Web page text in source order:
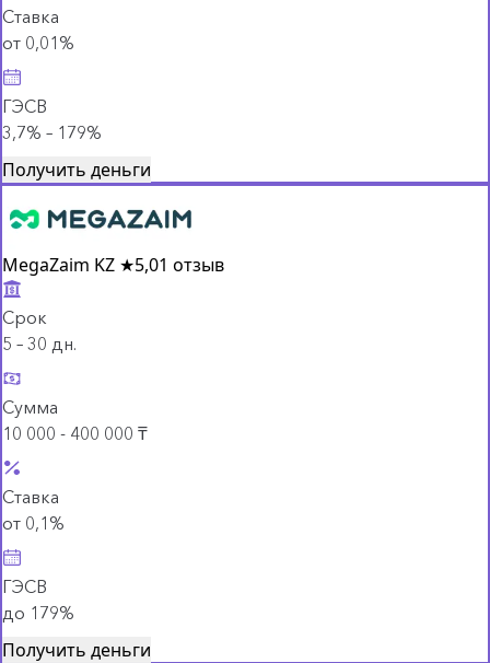
Ставка
от 0,01%
ГЭСВ
3,7% – 179%
Получить деньги
MegaZaim KZ ★5,01 отзыв
Срок
5 – 30 дн.
Сумма
10 000 - 400 000 ₸
Ставка
от 0,1%
ГЭСВ
до 179%
Получить деньги